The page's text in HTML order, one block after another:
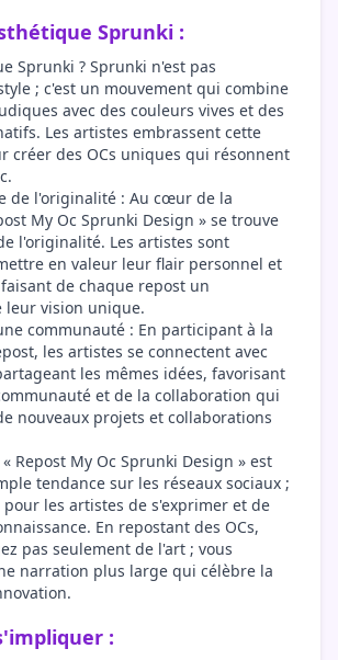
Sprunki :
Sprunki ? Sprunki n'est pas
; c'est un mouvement qui combine
avec des couleurs vives et des
Les artistes embrassent cette
créer des OCs uniques qui résonnent
de l'originalité : Au cœur de la
My Oc Sprunki Design » se trouve
l'originalité. Les artistes sont
en valeur leur flair personnel et
de chaque repost un
leur vision unique.
communauté : En participant à la
les artistes se connectent avec
les mêmes idées, favorisant
et de la collaboration qui
nouveaux projets et collaborations
Repost My Oc Sprunki Design » est
tendance sur les réseaux sociaux ;
pour les artistes de s'exprimer et de
En repostant des OCs,
pas seulement de l'art ; vous
narration plus large qui célèbre la
: